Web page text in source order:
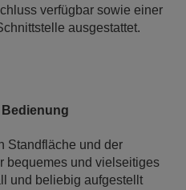
verfügbar sowie einer
ausgestattet.
Bedienung
Standfläche und der
bequemes und vielseitiges
und beliebig aufgestellt